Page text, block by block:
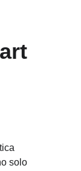
solo